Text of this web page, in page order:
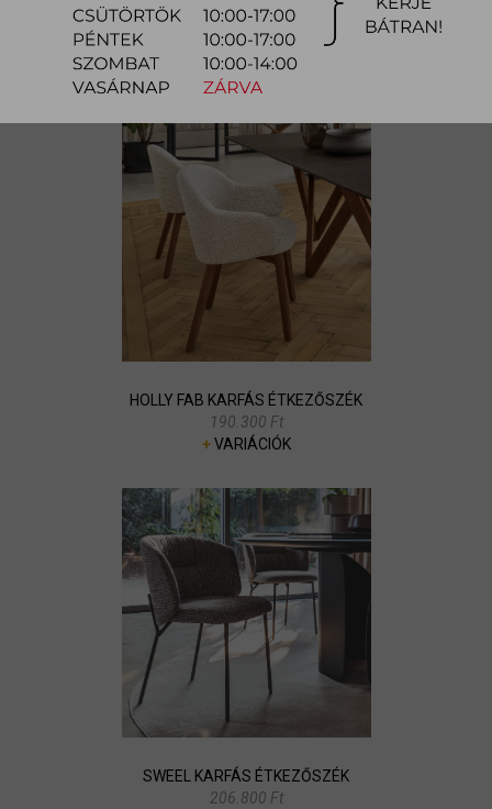
ROMY ÉTKEZŐSZÉK
188.900 Ft
+VARIÁCIÓK
HOLLY FAB KARFÁS ÉTKEZŐSZÉK
190.300 Ft
+VARIÁCIÓK
SWEEL KARFÁS ÉTKEZŐSZÉK
206.800 Ft